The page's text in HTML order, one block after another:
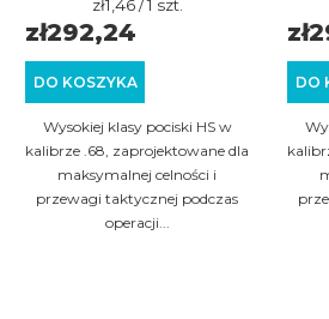
d
u
k
d
u
magfed i milsig
DO KOSZYKA
zł292,24jednostkowa:
zł1,46 / 1 szt.
Wysokiej klasy pociski HS w
kalibrze .68, zaprojektowane dla
maksymalnej celności i
przewagi taktycznej podczas
operacji...
DO